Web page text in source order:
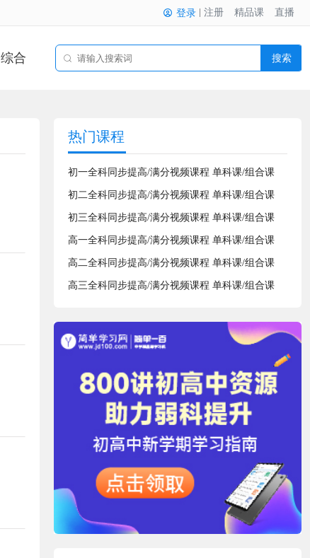
登录 注册 精品课 直播
综合 搜索
热门课程
初一全科同步提高/满分视频课程 单科课/组合课
初二全科同步提高/满分视频课程 单科课/组合课
初三全科同步提高/满分视频课程 单科课/组合课
高一全科同步提高/满分视频课程 单科课/组合课
高二全科同步提高/满分视频课程 单科课/组合课
高三全科同步提高/满分视频课程 单科课/组合课